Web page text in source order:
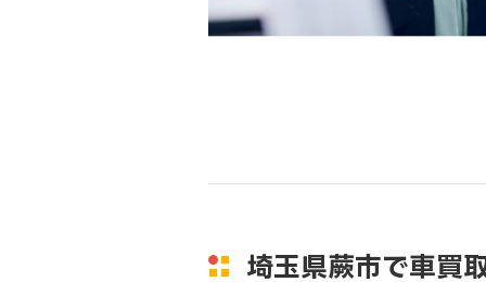
埼玉県蕨市で車買